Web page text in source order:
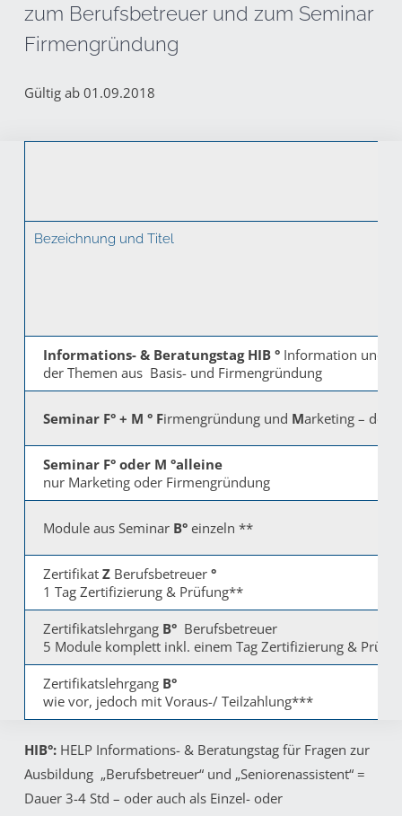
zum Berufsbetreuer und zum Seminar
Firmengründung
Gültig ab 01.09.2018
Bezeichnung und Titel
Informations- & Beratungstag HIB ° Information und
der Themen aus Basis- und Firmengründung
Seminar F° + M ° Firmengründung und Marketing – der
Seminar F° oder M °alleine
nur Marketing oder Firmengründung
Module aus Seminar B°einzeln **
ZertifikatZ Berufsbetreuer°
1 Tag Zertifizierung & Prüfung**
ZertifikatslehrgangB°Berufsbetreuer
5 Module komplett inkl. einem Tag Zertifizierung &
Zertifikatslehrgang B°
wie vor, jedoch mit Voraus-/ Teilzahlung***
HIB°: HELP Informations- & Beratungstag für Fragen zur
Ausbildung „Berufsbetreuer“ und „Seniorenassistent“ =
Dauer 3-4 Std – oder auch als Einzel- oder